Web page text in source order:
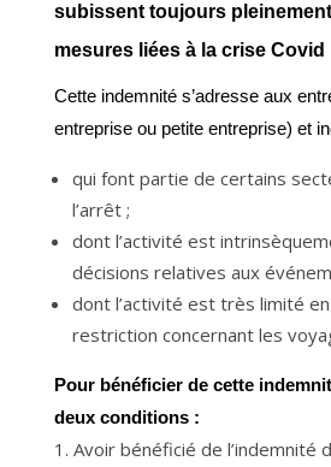
subissent toujours
mesures liées à la crise Covid
Cette indemnité s’adresse aux
entreprise ou petite entreprise) et
qui font partie de certains
l’arrêt ;
dont l’activité est
décisions relatives aux
dont l’activité est très limité
restriction concernant les
Pour bénéficier de cette
deux conditions :
Avoir bénéficié de l’indemnité